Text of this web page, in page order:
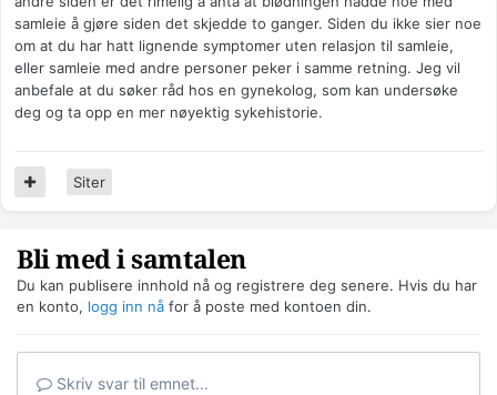
samleie å gjøre siden det skjedde to ganger. Siden du ikke sier noe
om at du har hatt lignende symptomer uten relasjon til samleie,
eller samleie med andre personer peker i samme retning. Jeg vil
anbefale at du søker råd hos en gynekolog, som kan undersøke
deg og ta opp en mer nøyektig sykehistorie.
Siter
Bli med i samtalen
Du kan publisere innhold nå og registrere deg senere. Hvis du har
en konto, logg inn nå for å poste med kontoen din.
Skriv svar til emnet...